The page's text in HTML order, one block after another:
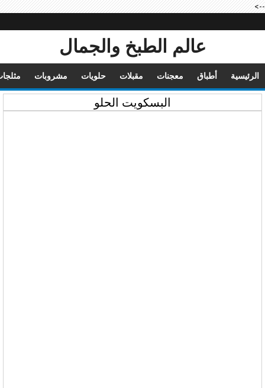
-->
عالم الطبخ والجمال
الرئيسية أطباق معجنات مقبلات حلويات مشروبات
البسكويت الحلو